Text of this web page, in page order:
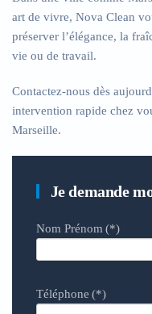
art de vivre, Nova Clean
préserver l’élégance, la
vie ou de travail.
Contactez-nous dès
intervention rapide chez
Marseille.
Je demande
Nom Prénom (*)
Téléphone (*)